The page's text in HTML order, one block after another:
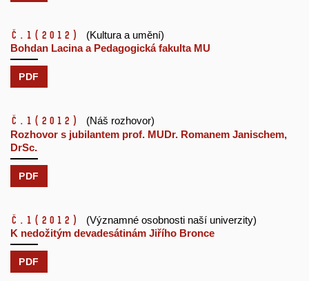
č.1 (2012)
(Kultura a umění)
Bohdan Lacina a Pedagogická fakulta MU
PDF
č.1 (2012)
(Náš rozhovor)
Rozhovor s jubilantem prof. MUDr. Romanem Janischem,
DrSc.
PDF
č.1 (2012)
(Významné osobnosti naší univerzity)
K nedožitým devadesátinám Jiřího Bronce
PDF